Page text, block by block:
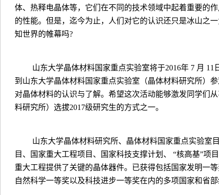
体、热释电晶体等，它们在不同的技术领域中起着重要的
的性能。但是，迄今为止，人们对它的认识还只是冰山之
知世界的帷幕吗?
山东大学晶体材料国家重点实验室将于2016年 7 月 11
到山东大学晶体材料国家重点实验室（晶体材料研究所）
对晶体材料的认识与了解。希望这次活动能够激发同学们
料研究所）选拔2017级研究生的方式之一。
山东大学晶体材料研究所、晶体材料国家重点实验室
目、国家重大工程项目、国家科技支撑计划、
“核高基”项
重大工程提供了关键的晶体器件。已获得包括国家发明一
自然科学一等奖以及科技进步一等奖在内的多项国家和省